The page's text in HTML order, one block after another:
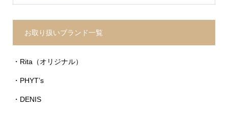
お取り扱いブランド一覧
・Rita（オリジナル）
・PHYT’s
・DENIS